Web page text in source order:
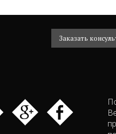
Заказать